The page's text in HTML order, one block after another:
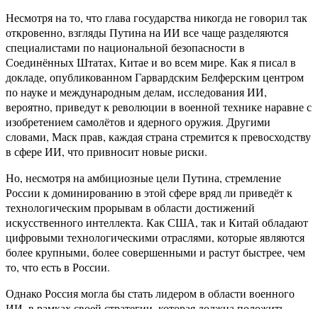
Несмотря на то, что глава государства никогда не говорил так
откровенно, взгляды Путина на ИИ все чаще разделяются
специалистами по национальной безопасности в
Соединённых Штатах, Китае и во всем мире. Как я писал в
докладе, опубликованном Гарвардским Белферским центром
по науке и международным делам, исследования ИИ,
вероятно, приведут к революции в военной технике наравне с
изобретением самолётов и ядерного оружия. Другими
словами, Маск прав, каждая страна стремится к превосходству
в сфере ИИ, что привносит новые риски.
Но, несмотря на амбициозные цели Путина, стремление
России к доминированию в этой сфере вряд ли приведёт к
технологическим прорывам в области достижений
искусственного интеллекта. Как США, так и Китай обладают
цифровыми технологическими отраслями, которые являются
более крупными, более совершенными и растут быстрее, чем
то, что есть в России.
Однако Россия могла бы стать лидером в области военного